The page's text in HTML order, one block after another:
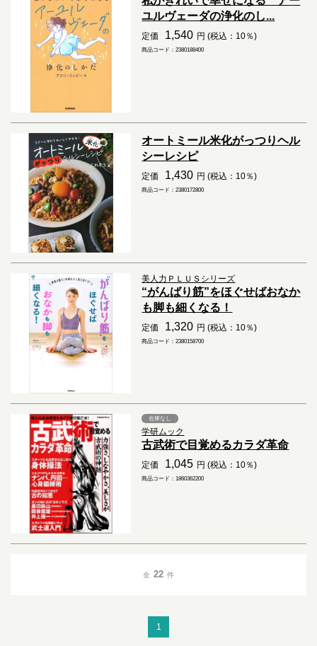
ユルヴェーダの浄化のし...
定価 1,540 円 (税込：10％)
商品コード：2380188400
オートミール米化がっつりヘル
シーレシピ
定価 1,430 円 (税込：10％)
商品コード：2380172800
美人力ＰＬＵＳシリーズ
“がんばり筋”をほぐせばおなか
も脚も細くなる！
定価 1,320 円 (税込：10％)
商品コード：2380158700
在庫なし
学研ムック
古武術で目覚めるカラダ革命
定価 1,045 円 (税込：10％)
商品コード：1860362200
全 22 件
1